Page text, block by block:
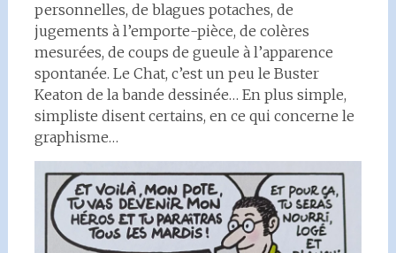
personnelles, de blagues potaches, de
jugements à l’emporte-pièce, de colères
mesurées, de coups de gueule à l’apparence
spontanée. Le Chat, c’est un peu le Buster
Keaton de la bande dessinée… En plus simple,
simpliste disent certains, en ce qui concerne le
graphisme…